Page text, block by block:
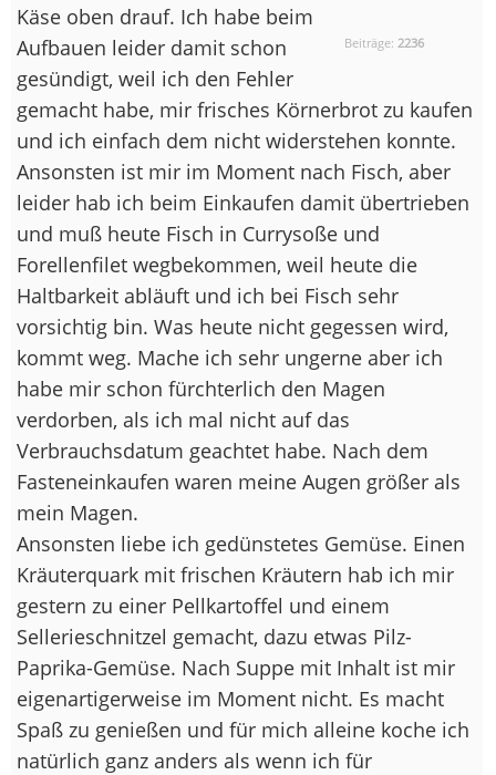
Beiträge: 2236
Käse oben drauf. Ich habe beim
Aufbauen leider damit schon
gesündigt, weil ich den Fehler
gemacht habe, mir frisches Körnerbrot zu kaufen
und ich einfach dem nicht widerstehen konnte.
Ansonsten ist mir im Moment nach Fisch, aber
leider hab ich beim Einkaufen damit übertrieben
und muß heute Fisch in Currysoße und
Forellenfilet wegbekommen, weil heute die
Haltbarkeit abläuft und ich bei Fisch sehr
vorsichtig bin. Was heute nicht gegessen wird,
kommt weg. Mache ich sehr ungerne aber ich
habe mir schon fürchterlich den Magen
verdorben, als ich mal nicht auf das
Verbrauchsdatum geachtet habe. Nach dem
Fasteneinkaufen waren meine Augen größer als
mein Magen.
Ansonsten liebe ich gedünstetes Gemüse. Einen
Kräuterquark mit frischen Kräutern hab ich mir
gestern zu einer Pellkartoffel und einem
Sellerieschnitzel gemacht, dazu etwas Pilz-
Paprika-Gemüse. Nach Suppe mit Inhalt ist mir
eigenartigerweise im Moment nicht. Es macht
Spaß zu genießen und für mich alleine koche ich
natürlich ganz anders als wenn ich für